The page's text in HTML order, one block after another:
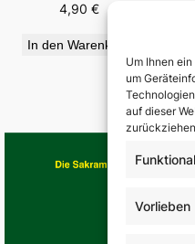
Um Ihnen
um
auf dieser
Funktional
Vorlieben
4,90 €
In den Warenkorb